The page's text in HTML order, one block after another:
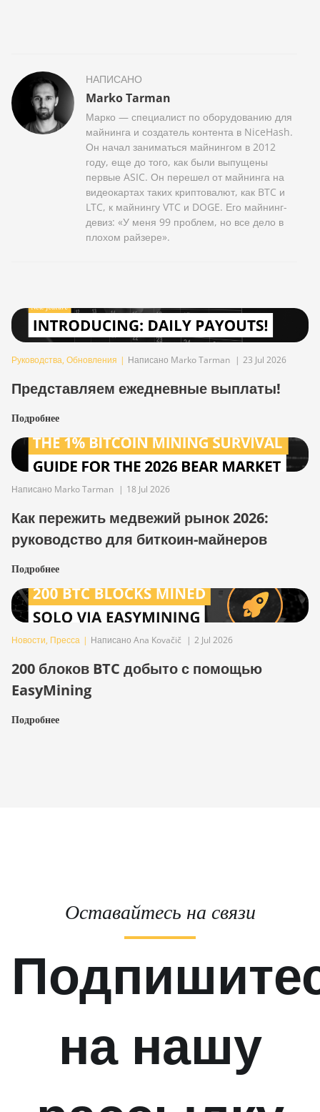
НАПИСАНО
Marko Tarman
Марко — специалист по оборудованию для
майнинга и создатель контента в NiceHash.
Он начал заниматься майнингом в 2012
году, еще до того, как были выпущены
первые ASIC. Он перешел от майнинга на
видеокартах таких криптовалют, как BTC и
LTC, к майнингу VTC и DOGE. Его майнинг-
девиз: «У меня 99 проблем, но все дело в
плохом райзере».
Руководства, Обновления | Написано Marko Tarman | 23 Jul 2026
Представляем ежедневные выплаты!
Подробнее
Написано Marko Tarman | 18 Jul 2026
Как пережить медвежий рынок 2026:
руководство для биткоин-майнеров
Подробнее
Новости, Пресса | Написано Ana Kovačič | 2 Jul 2026
200 блоков BTC добыто с помощью
EasyMining
Подробнее
Оставайтесь на связи
на нашу